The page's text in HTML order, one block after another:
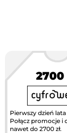
2700
Pierwszy dzień lata
Połącz promocje i
nawet do 2700 zł.